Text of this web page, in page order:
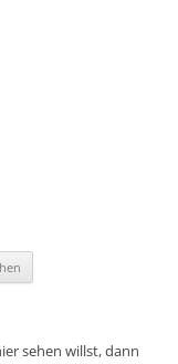
sehen willst, dann